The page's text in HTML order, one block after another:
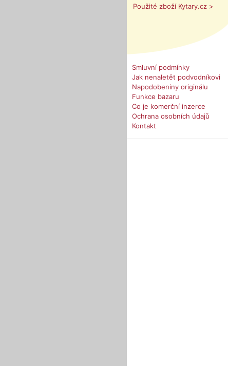
Použité zboží Kytary.cz >
Smluvní podmínky
Jak nenaletět podvodníkovi
Napodobeniny originálu
Funkce bazaru
Co je komerční inzerce
Ochrana osobních údajů
Kontakt